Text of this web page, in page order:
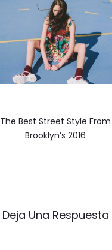
The Best Street Style From
Brooklyn’s 2016
Deja Una Respuesta